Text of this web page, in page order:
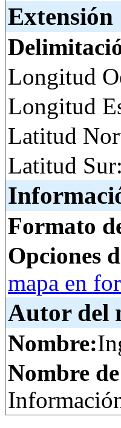
Extensión
Longitud
Longitud
Latitud
Latitud
Formato
Opciones
mapa en
Autor del
Nombre:
Nombre